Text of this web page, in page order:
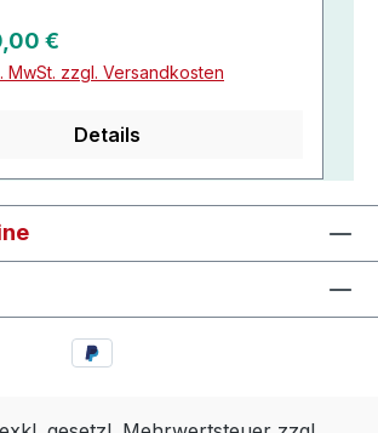
Preis:
€
MwSt. zzgl. Versandkosten
Details